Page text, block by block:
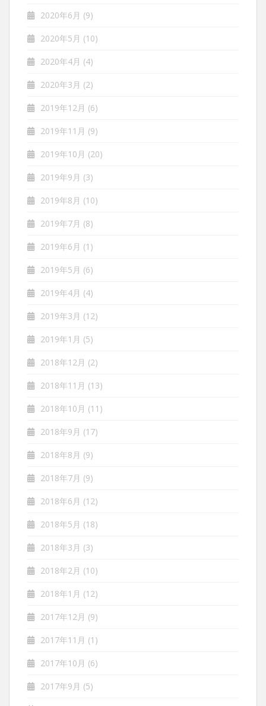
2020年6月 (9)
2020年5月 (10)
2020年4月 (4)
2020年3月 (2)
2019年12月 (6)
2019年11月 (9)
2019年10月 (20)
2019年9月 (3)
2019年8月 (10)
2019年7月 (8)
2019年6月 (1)
2019年5月 (6)
2019年4月 (4)
2019年3月 (12)
2019年1月 (5)
2018年12月 (2)
2018年11月 (13)
2018年10月 (11)
2018年9月 (17)
2018年8月 (9)
2018年7月 (9)
2018年6月 (12)
2018年5月 (18)
2018年3月 (3)
2018年2月 (10)
2018年1月 (12)
2017年12月 (9)
2017年11月 (1)
2017年10月 (6)
2017年9月 (5)